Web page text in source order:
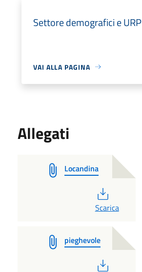
Settore demografici e URP
VAI ALLA PAGINA
Allegati
Locandina
PDF
Scarica
pieghevole